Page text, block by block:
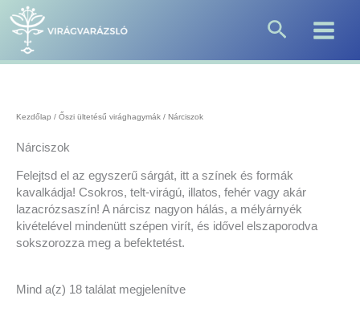
Skip
content
Search
Kezdőlap / Őszi ültetésű virághagymák / Nárciszok
Nárciszok
Felejtsd el az egyszerű sárgát, itt a színek és formák
kavalkádja! Csokros, telt-virágú, illatos, fehér vagy akár
lazacrózsaszín! A nárcisz nagyon hálás, a mélyárnyék
kivételével mindenütt szépen virít, és idővel elszaporodva
sokszorozza meg a befektetést.
Mind a(z) 18 találat megjelenítve